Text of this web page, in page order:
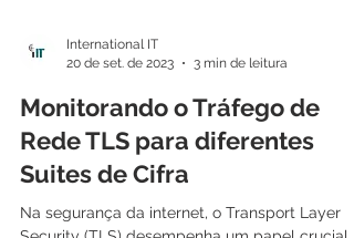
20 de set. de 2023
3 min de leitura
Monitorando o Tráfego de
Rede TLS para diferentes